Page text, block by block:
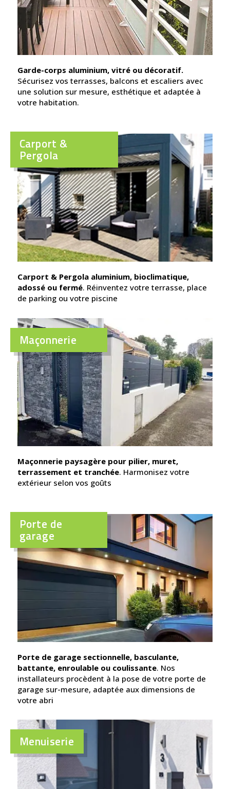
Garde-corps aluminium, vitré ou décoratif.
Sécurisez vos terrasses, balcons et escaliers avec
une solution sur mesure, esthétique et adaptée à
votre habitation.
Carport &
Pergola
Carport & Pergola aluminium, bioclimatique,
adossé ou fermé. Réinventez votre terrasse, place
de parking ou votre piscine
Maçonnerie
Maçonnerie paysagère pour pilier, muret,
terrassement et tranchée. Harmonisez votre
extérieur selon vos goûts
Porte de
garage
Porte de garage sectionnelle, basculante,
battante, enroulable ou coulissante. Nos
installateurs procèdent à la pose de votre porte de
garage sur-mesure, adaptée aux dimensions de
votre abri
Menuiserie